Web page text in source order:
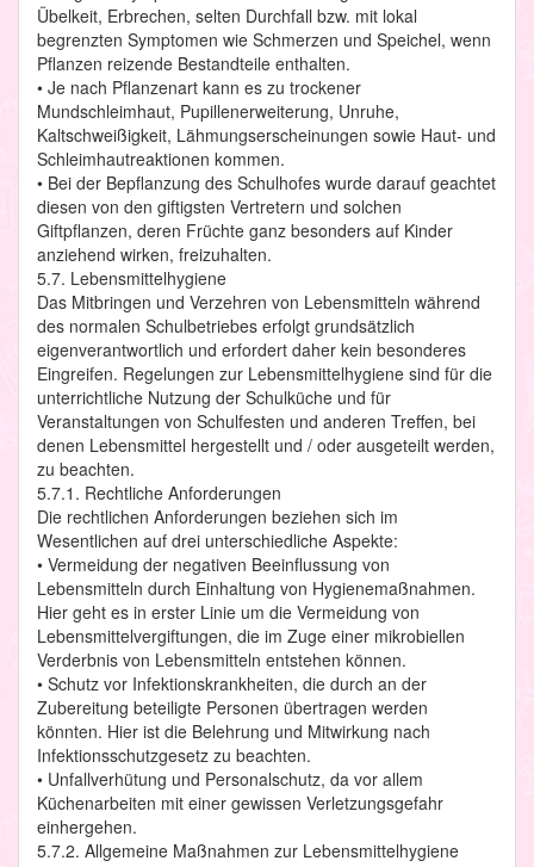
Übelkeit, Erbrechen, selten Durchfall bzw. mit lokal
begrenzten Symptomen wie Schmerzen und Speichel, wenn
Pflanzen reizende Bestandteile enthalten.
• Je nach Pflanzenart kann es zu trockener
Mundschleimhaut, Pupillenerweiterung, Unruhe,
Kaltschweißigkeit, Lähmungserscheinungen sowie Haut- und
Schleimhautreaktionen kommen.
• Bei der Bepflanzung des Schulhofes wurde darauf geachtet
diesen von den giftigsten Vertretern und solchen
Giftpflanzen, deren Früchte ganz besonders auf Kinder
anziehend wirken, freizuhalten.
5.7. Lebensmittelhygiene
Das Mitbringen und Verzehren von Lebensmitteln während
des normalen Schulbetriebes erfolgt grundsätzlich
eigenverantwortlich und erfordert daher kein besonderes
Eingreifen. Regelungen zur Lebensmittelhygiene sind für die
unterrichtliche Nutzung der Schulküche und für
Veranstaltungen von Schulfesten und anderen Treffen, bei
denen Lebensmittel hergestellt und / oder ausgeteilt werden,
zu beachten.
5.7.1. Rechtliche Anforderungen
Die rechtlichen Anforderungen beziehen sich im
Wesentlichen auf drei unterschiedliche Aspekte:
• Vermeidung der negativen Beeinflussung von
Lebensmitteln durch Einhaltung von Hygienemaßnahmen.
Hier geht es in erster Linie um die Vermeidung von
Lebensmittelvergiftungen, die im Zuge einer mikrobiellen
Verderbnis von Lebensmitteln entstehen können.
• Schutz vor Infektionskrankheiten, die durch an der
Zubereitung beteiligte Personen übertragen werden
könnten. Hier ist die Belehrung und Mitwirkung nach
Infektionsschutzgesetz zu beachten.
• Unfallverhütung und Personalschutz, da vor allem
Küchenarbeiten mit einer gewissen Verletzungsgefahr
einhergehen.
5.7.2. Allgemeine Maßnahmen zur Lebensmittelhygiene